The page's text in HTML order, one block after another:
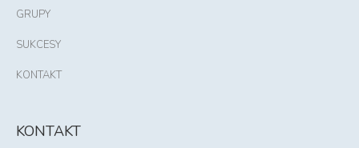
GRUPY
SUKCESY
KONTAKT
KONTAKT